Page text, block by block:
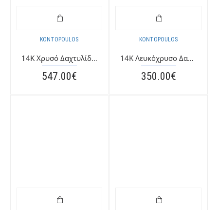
KONTOPOULOS
14K Χρυσό Δαχτυλίδι με Ζαφείρι 0399KANG
547.00€
KONTOPOULOS
14K Λευκόχρυσο Δαχτυλίδι με Ζαφείρι 0399LAN
350.00€